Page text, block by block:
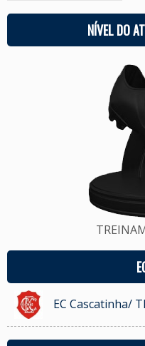
NÍVEL DO
EC Cascatinha/